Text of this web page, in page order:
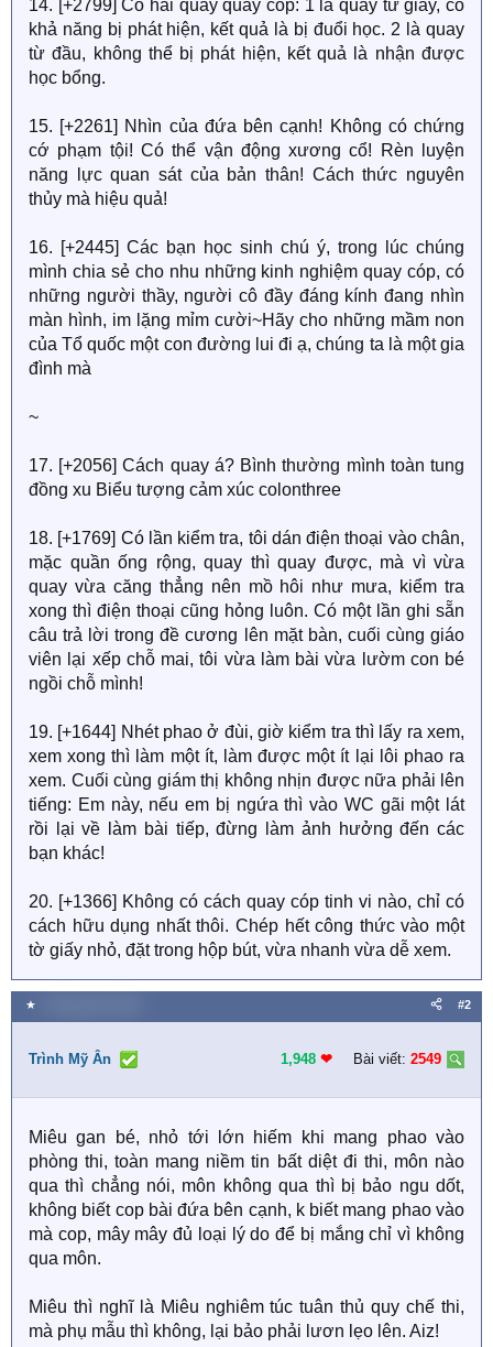
14. [+2799] Có hai quay quay cóp: 1 là quay từ giấy, có
khả năng bị phát hiện, kết quả là bị đuổi học. 2 là quay
từ đầu, không thể bị phát hiện, kết quả là nhận được
học bổng.
15. [+2261] Nhìn của đứa bên cạnh! Không có chứng
cớ phạm tội! Có thể vận động xương cổ! Rèn luyện
năng lực quan sát của bản thân! Cách thức nguyên
thủy mà hiệu quả!
16. [+2445] Các bạn học sinh chú ý, trong lúc chúng
mình chia sẻ cho nhu những kinh nghiệm quay cóp, có
những người thầy, người cô đầy đáng kính đang nhìn
màn hình, im lặng mỉm cười~Hãy cho những mầm non
của Tổ quốc một con đường lui đi ạ, chúng ta là một gia
đình mà
~
17. [+2056] Cách quay á? Bình thường mình toàn tung
đồng xu Biểu tượng cảm xúc colonthree
18. [+1769] Có lần kiểm tra, tôi dán điện thoại vào chân,
mặc quần ống rộng, quay thì quay được, mà vì vừa
quay vừa căng thẳng nên mồ hôi như mưa, kiểm tra
xong thì điện thoại cũng hỏng luôn. Có một lần ghi sẵn
câu trả lời trong đề cương lên mặt bàn, cuối cùng giáo
viên lại xếp chỗ mai, tôi vừa làm bài vừa lườm con bé
ngồi chỗ mình!
19. [+1644] Nhét phao ở đùi, giờ kiểm tra thì lấy ra xem,
xem xong thì làm một ít, làm được một ít lại lôi phao ra
xem. Cuối cùng giám thị không nhịn được nữa phải lên
tiếng: Em này, nếu em bị ngứa thì vào WC gãi một lát
rồi lại về làm bài tiếp, đừng làm ảnh hưởng đến các
bạn khác!
20. [+1366] Không có cách quay cóp tinh vi nào, chỉ có
cách hữu dụng nhất thôi. Chép hết công thức vào một
tờ giấy nhỏ, đặt trong hộp bút, vừa nhanh vừa dễ xem.
★ #2
Trình Mỹ Ân 1,948 ❤︎ Bài viết: 2549
Miêu gan bé, nhỏ tới lớn hiếm khi mang phao vào
phòng thi, toàn mang niềm tin bất diệt đi thi, môn nào
qua thì chẳng nói, môn không qua thì bị bảo ngu dốt,
không biết cop bài đứa bên cạnh, k biết mang phao vào
mà cop, mây mây đủ loại lý do để bị mắng chỉ vì không
qua môn.
Miêu thì nghĩ là Miêu nghiêm túc tuân thủ quy chế thi,
mà phụ mẫu thì không, lại bảo phải lươn lẹo lên. Aiz!